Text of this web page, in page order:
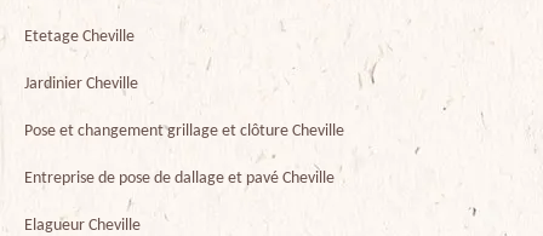
Etetage Cheville
Jardinier Cheville
Pose et changement grillage et clôture Cheville
Entreprise de pose de dallage et pavé Cheville
Elagueur Cheville